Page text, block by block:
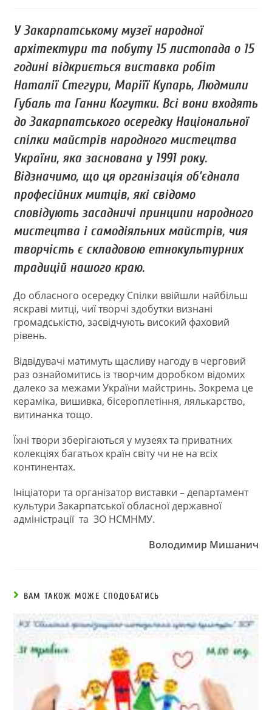
У Закарпатському музеї народної
архітектури та побуту 15 листопада о 15
годині відкриється виставка робіт
Наталії Стегури, Маріїї Купарь, Людмили
Губаль та Ганни Когутки. Всі вони входять
до Закарпатського осередку Національної
спілки майстрів народного мистецтва
України, яка заснована у 1991 року.
Відзначимо, що ця організація об’єднала
професійних митців, які свідомо
сповідують засадничі принципи народного
мистецтва і самодіяльних майстрів, чия
творчість є складовою етнокультурних
традицій нашого краю.
До обласного осередку Спілки ввійшли найбільш
яскраві митці, чиї творчі здобутки визнані
громадськістю, засвідчують високий фаховий
рівень.
Відвідувачі матимуть щасливу нагоду в черговий
раз ознайомитись із творчим доробком відомих
далеко за межами України майстринь. Зокрема це
кераміка, вишивка, бісероплетіння, лялькарство,
витинанка тощо.
Їхні твори зберігаються у музеях та приватних
колекціях багатьох країн світу чи не на всіх
континентах.
Ініціатори та організатор виставки – департамент
культури Закарпатської обласної державної
адміністрації та ЗО НСМНМУ.
Володимир Мишанич
ВАМ ТАКОЖ МОЖЕ СПОДОБАТИСЬ